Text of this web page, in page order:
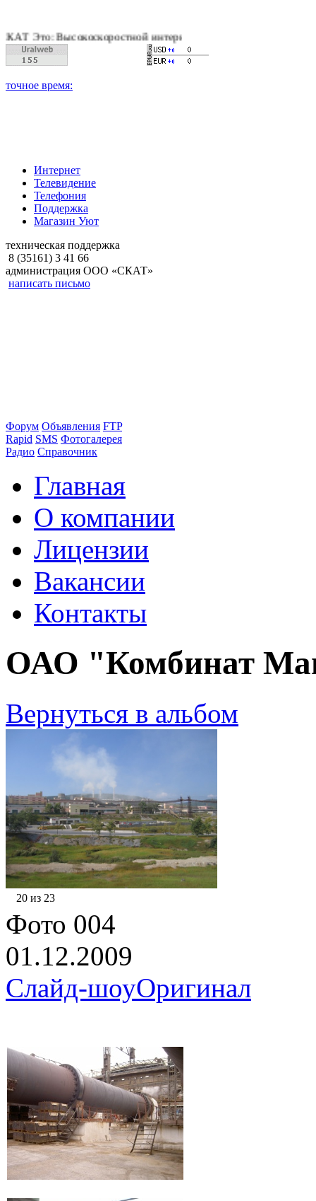
интернет, качественное цифровое и
Интернет
Телевидение
Телефония
Поддержка
Магазин Уют
техническая поддержка
8 (35161) 3 41 66
администрация ООО «СКАТ»
написать письмо
Форум Объявления FTP
Rapid SMS Фотогалерея
Радио Справочник
Главная
О компании
Лицензии
Вакансии
Контакты
ОАО "Комбинат
Вернуться в альбом
20 из 23
Фото 004
01.12.2009
Слайд-шоуОригинал